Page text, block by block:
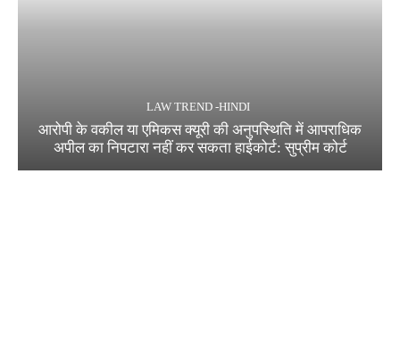
LAW TREND -HINDI
आरोपी के वकील या एमिकस क्यूरी की अनुपस्थिति में आपराधिक
अपील का निपटारा नहीं कर सकता हाईकोर्ट: सुप्रीम कोर्ट